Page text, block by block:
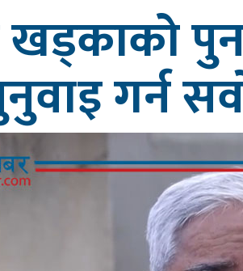
खड्काको
गर्न